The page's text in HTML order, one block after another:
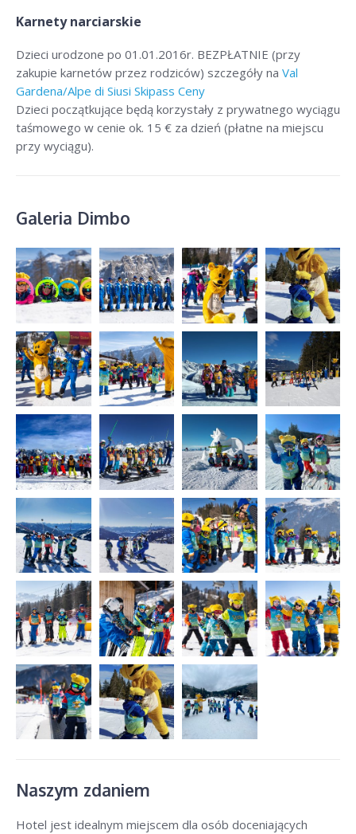
Karnety narciarskie
Dzieci urodzone po 01.01.2016r. BEZPŁATNIE (przy
zakupie karnetów przez rodziców) szczegóły na Val
Gardena/Alpe di Siusi Skipass Ceny
Dzieci początkujące będą korzystały z prywatnego wyciągu
taśmowego w cenie ok. 15 € za dzień (płatne na miejscu
przy wyciągu).
Galeria Dimbo
Naszym zdaniem
Hotel jest idealnym miejscem dla osób doceniających